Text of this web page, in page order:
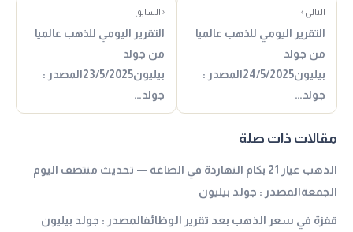
التالي ›
التقرير اليومي للذهب عالميا
من جولد
بيليون24/5/2025المصدر :
جولد…
‹ السابق
التقرير اليومي للذهب عالميا
من جولد
بيليون23/5/2025المصدر :
جولد…
مقالات ذات صلة
الذهب عيار 21 بكام النهاردة في الصاغة — تحديث منتصف اليوم
الجمعةالمصدر : جولد بيليون
قفزة في سعر الذهب بعد تقرير الوظائفالمصدر : جولد بيليون